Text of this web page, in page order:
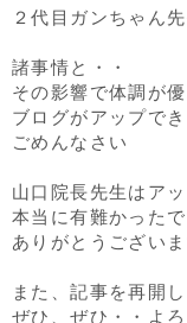
２代目ガンちゃん
諸事情と・・
その影響で体調が
ブログがアップで
ごめんなさい
山口院長先生はア
本当に有難かった
ありがとうございま
また、記事を再開
ぜひ、ぜひ・・よ